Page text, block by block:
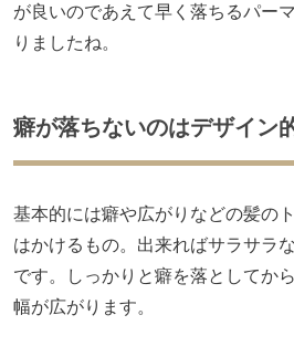
が良いのであえて早く落ちるパー
りましたね。
癖が落ちないのはデザイン
基本的には癖や広がりなどの髪の
はかけるもの。出来ればサラサラ
です。しっかりと癖を落としてか
幅が広がります。